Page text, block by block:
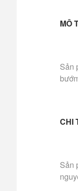
MÔ
Sản
CHI
Sản